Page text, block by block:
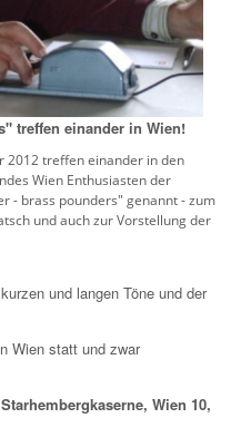
treffen einander in Wien!
2012 treffen einander in den
Wien Enthusiasten der
- brass pounders" genannt - zum
und auch zur Vorstellung der
und langen Töne und der
Wien statt und zwar
Wien 10,